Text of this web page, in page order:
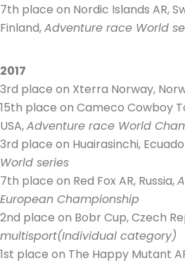
7th place on Nordic Islands AR,
Finland,Adventure race World
2017
3rd place on Xterra Norway,
15th place on Cameco Cowboy
USA,Adventure race World
3rd place on Huairasinchi,
World series
7th place on Red Fox AR, Russia,
European Championship
2nd place on Bobr Cup, Czech
multisport(Individual category)
1st place on The Happy Mutant